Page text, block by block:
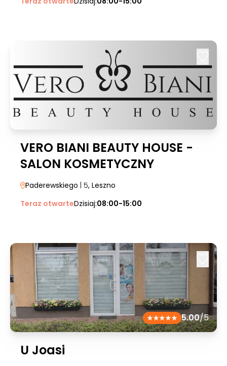
VERO BIANI BEAUTY HOUSE -
SALON KOSMETYCZNY
Paderewskiego | 5, Leszno
Teraz otwarteDzisiaj:08:00-15:00
5.00/5
U Joasi